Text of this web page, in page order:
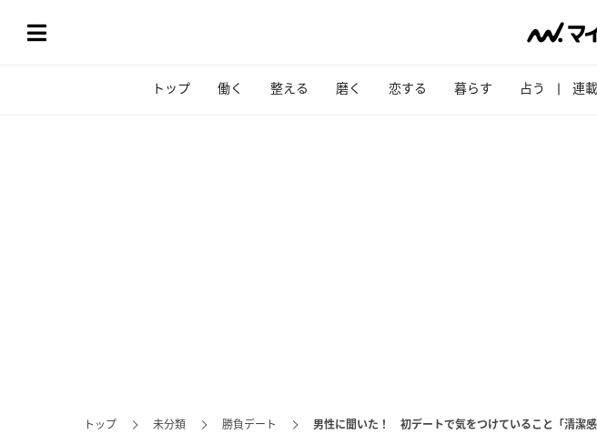
トップ 働く 整える 磨く 恋する 暮らす 占う 連載
トップ 未分類 勝負デート 男性に聞いた！ 初デートで気をつけていること「清潔感